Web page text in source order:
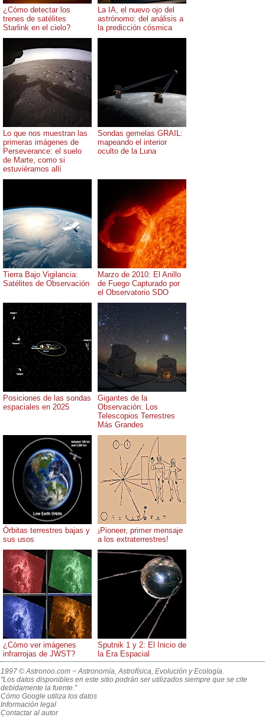
¿Cómo detectar los
trenes de satélites
Starlink en el cielo?
La IA, el nuevo ojo del
astrónomo: del análisis a
la predicción cósmica
Lo que nos muestran las
primeras imágenes de
Perseverance: el suelo
de Marte, como si
estuviéramos allí
Sondas gemelas GRAIL:
mapeando el interior
oculto de la Luna
Tierra Bajo Vigilancia:
Satélites de Observación
Marzo de 2010: El Anillo
de Fuego Capturado por
el Observatorio SDO
Posiciones de las sondas
espaciales en 2025
Gigantes de la
Observación: Los
Telescopios Terrestres
Más Grandes
Órbitas terrestres bajas y
sus usos
¡Pioneer, primer mensaje
a los extraterrestres!
¿Cómo ver imágenes
infrarrojas de JWST?
Sputnik 1 y 2: El Inicio de
la Era Espacial
1997 © Astronoo.com − Astronomía, Astrofísica, Evolución y Ecología.
"Los datos disponibles en este sitio podrán ser utilizados siempre que se cite
debidamente la fuente."
Cómo Google utiliza los datos
Información legal
Contactar al autor